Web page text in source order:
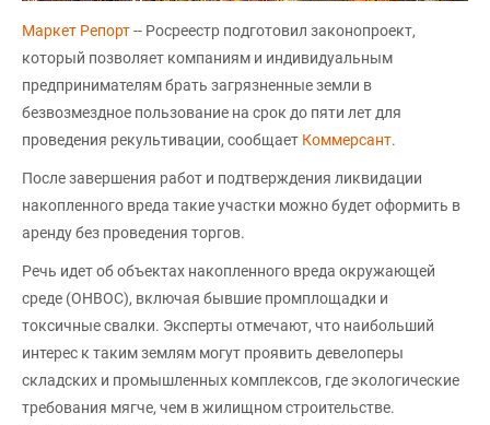
Маркет Репорт-- Росреестр подготовил законопроект,
который позволяет компаниям и индивидуальным
предпринимателям брать загрязненные земли в
безвозмездное пользование на срок до пяти лет для
проведения рекультивации, сообщает Коммерсант.
После завершения работ и подтверждения ликвидации
накопленного вреда такие участки можно будет оформить в
аренду без проведения торгов.
Речь идет об объектах накопленного вреда окружающей
среде (ОНВОС), включая бывшие промплощадки и
токсичные свалки. Эксперты отмечают, что наибольший
интерес к таким землям могут проявить девелоперы
складских и промышленных комплексов, где экологические
требования мягче, чем в жилищном строительстве.